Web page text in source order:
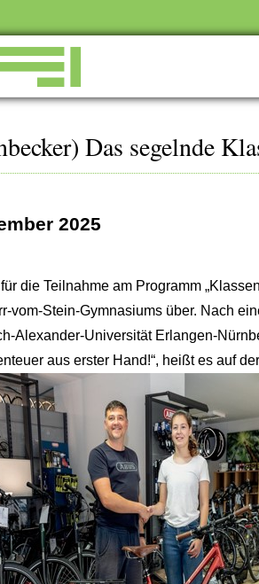
Das segelnde
2025
die Teilnahme am Programm
vom-Stein-Gymnasiums über. Nach
Alexander-Universität Erlangen-
aus erster Hand!“, heißt es auf